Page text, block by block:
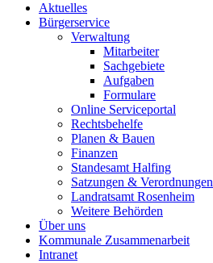
Aktuelles
Bürgerservice
Verwaltung
Mitarbeiter
Sachgebiete
Aufgaben
Formulare
Online Serviceportal
Rechtsbehelfe
Planen & Bauen
Finanzen
Standesamt Halfing
Satzungen & Verordnungen
Landratsamt Rosenheim
Weitere Behörden
Über uns
Kommunale Zusammenarbeit
Intranet